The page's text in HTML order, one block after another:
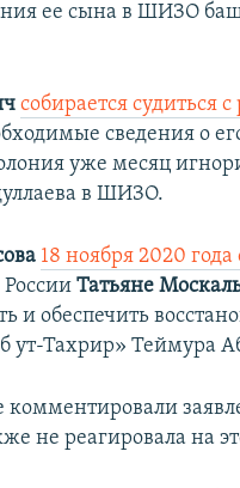
ее сына в ШИЗО
собирается судиться
сведения о
уже месяц
в ШИЗО.
18 ноября 2020 года
РоссииТатьяне
и обеспечить
ут-Тахрир» Теймура
не реагировала на